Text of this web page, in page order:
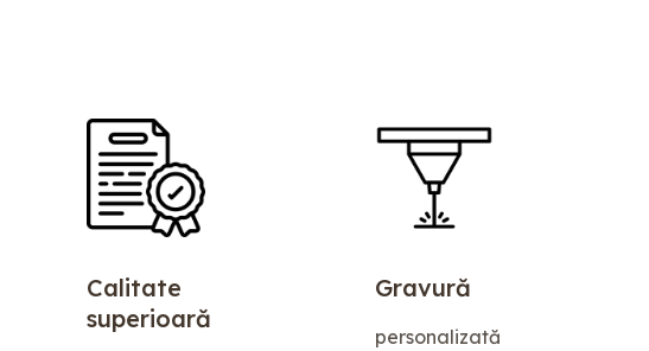
Calitate
superioară
Gravură
personalizată